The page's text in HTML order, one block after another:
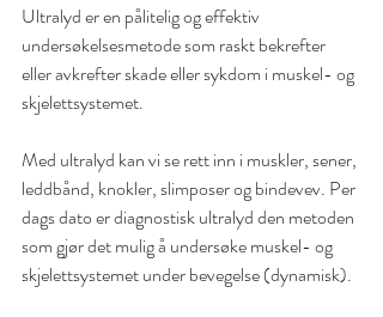
Ultralyd er en pålitelig og effektiv
undersøkelsesmetode som raskt bekrefter
eller avkrefter skade eller sykdom i muskel- og
skjelettsystemet.
Med ultralyd kan vi se rett inn i muskler, sener,
leddbånd, knokler, slimposer og bindevev. Per
dags dato er diagnostisk ultralyd den metoden
som gjør det mulig å undersøke muskel- og
skjelettsystemet under bevegelse (dynamisk).